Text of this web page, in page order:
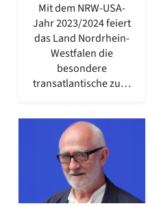
Mit dem NRW-USA-
Jahr 2023/2024 feiert
das Land Nordrhein-
Westfalen die
besondere
transatlantische zu…